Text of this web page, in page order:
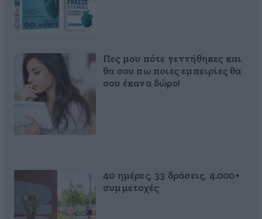
Πες μου πότε γεννήθηκες και
θα σου πω ποιες εμπειρίες θα
σου έκανα δώρο!
40 ημέρες, 33 δράσεις, 4.000+
συμμετοχές